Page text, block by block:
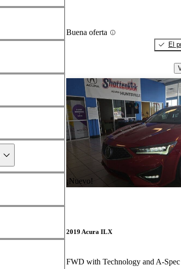
Buena oferta
El
¡Nuevo!
2019 Acura ILX